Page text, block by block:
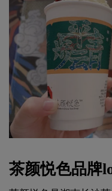
茶颜悦色品牌